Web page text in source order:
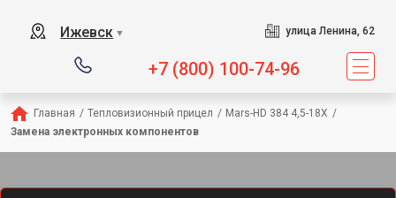
Ижевск ▼ улица Ленина, 62
+7 (800) 100-74-96
Главная / Тепловизионный прицел / Mars-HD 384 4,5-18X /
Замена электронных компонентов